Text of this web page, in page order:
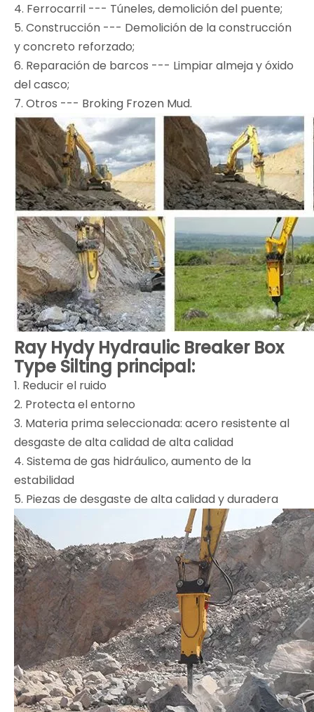
4. Ferrocarril --- Túneles, demolición del puente;
5. Construcción --- Demolición de la construcción
y concreto reforzado;
6. Reparación de barcos --- Limpiar almeja y óxido
del casco;
7. Otros --- Broking Frozen Mud.
Ray Hydy Hydraulic Breaker Box
Type Silting principal:
1. Reducir el ruido
2. Protecta el entorno
3. Materia prima seleccionada: acero resistente al
desgaste de alta calidad de alta calidad
4. Sistema de gas hidráulico, aumento de la
estabilidad
5. Piezas de desgaste de alta calidad y duradera